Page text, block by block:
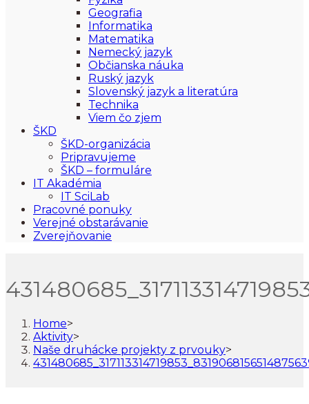
Geografia
Informatika
Matematika
Nemecký jazyk
Občianska náuka
Ruský jazyk
Slovenský jazyk a literatúra
Technika
Viem čo zjem
ŠKD
ŠKD-organizácia
Pripravujeme
ŠKD – formuláre
IT Akadémia
IT SciLab
Pracovné ponuky
Verejné obstarávanie
Zverejňovanie
Home>
Aktivity>
Naše druhácke projekty z prvouky>